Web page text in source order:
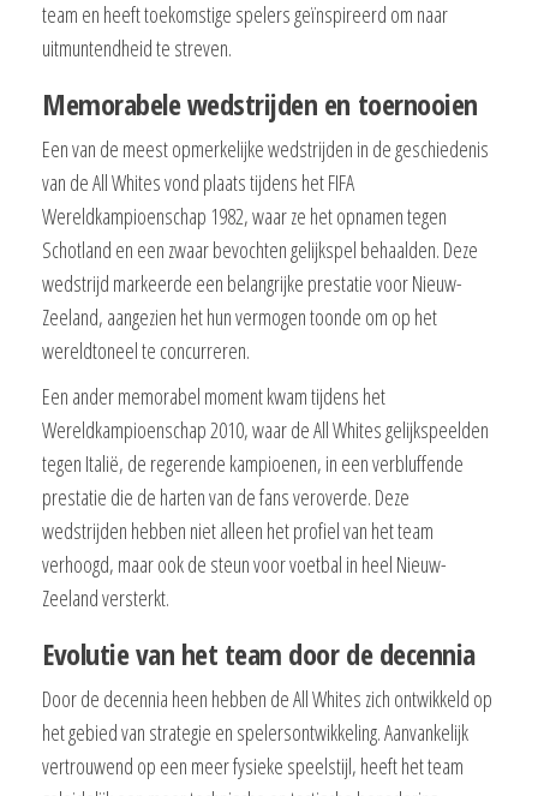
team en heeft toekomstige spelers geïnspireerd om naar
uitmuntendheid te streven.
Memorabele wedstrijden en toernooien
Een van de meest opmerkelijke wedstrijden in de geschiedenis
van de All Whites vond plaats tijdens het FIFA
Wereldkampioenschap 1982, waar ze het opnamen tegen
Schotland en een zwaar bevochten gelijkspel behaalden. Deze
wedstrijd markeerde een belangrijke prestatie voor Nieuw-
Zeeland, aangezien het hun vermogen toonde om op het
wereldtoneel te concurreren.
Een ander memorabel moment kwam tijdens het
Wereldkampioenschap 2010, waar de All Whites gelijkspeelden
tegen Italië, de regerende kampioenen, in een verbluffende
prestatie die de harten van de fans veroverde. Deze
wedstrijden hebben niet alleen het profiel van het team
verhoogd, maar ook de steun voor voetbal in heel Nieuw-
Zeeland versterkt.
Evolutie van het team door de decennia
Door de decennia heen hebben de All Whites zich ontwikkeld op
het gebied van strategie en spelersontwikkeling. Aanvankelijk
vertrouwend op een meer fysieke speelstijl, heeft het team